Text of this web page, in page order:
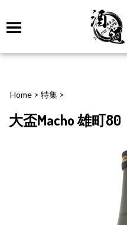
Home > 特集 >
大盃Macho 雄町80